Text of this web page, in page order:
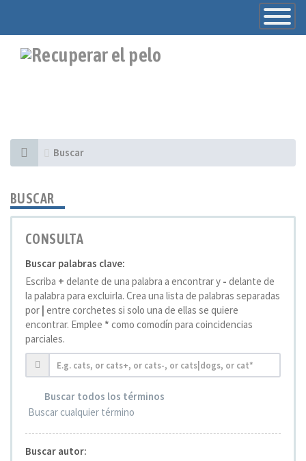
Toggle
Buscar
BUSCAR
CONSULTA
Buscar palabras clave:
Escriba + delante de una palabra a encontrar y - delante de
la palabra para excluirla. Crea una lista de palabras separadas
por | entre corchetes si solo una de ellas se quiere
encontrar. Emplee * como comodín para coincidencias
parciales.
Buscar todos los términos
Buscar cualquier término
Buscar autor: